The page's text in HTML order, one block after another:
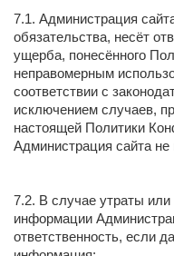
7.1. Администрация
обязательства, несёт
ущерба, понесённого
неправомерным
соответствии с
исключением случаев,
настоящей Политики
Администрация сайта не
7.2. В случае утраты
информации
ответственность, если